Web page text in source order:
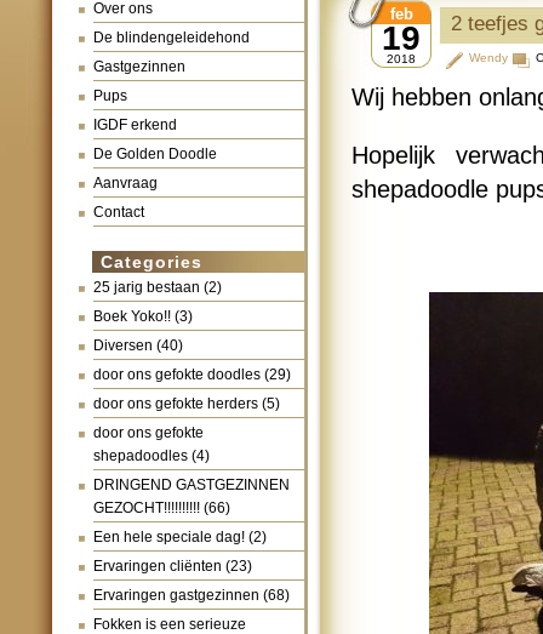
Over ons
De blindengeleidehond
Gastgezinnen
Pups
IGDF erkend
De Golden Doodle
Aanvraag
Contact
Categories
25 jarig bestaan (2)
Boek Yoko!! (3)
Diversen (40)
door ons gefokte doodles (29)
door ons gefokte herders (5)
door ons gefokte
shepadoodles (4)
DRINGEND GASTGEZINNEN
GEZOCHT!!!!!!!!!! (66)
Een hele speciale dag! (2)
Ervaringen cliënten (23)
Ervaringen gastgezinnen (68)
Fokken is een serieuze
2 teefjes
19
feb
2018 Wendy
Wij hebben
Hopelijk
shepadoodle